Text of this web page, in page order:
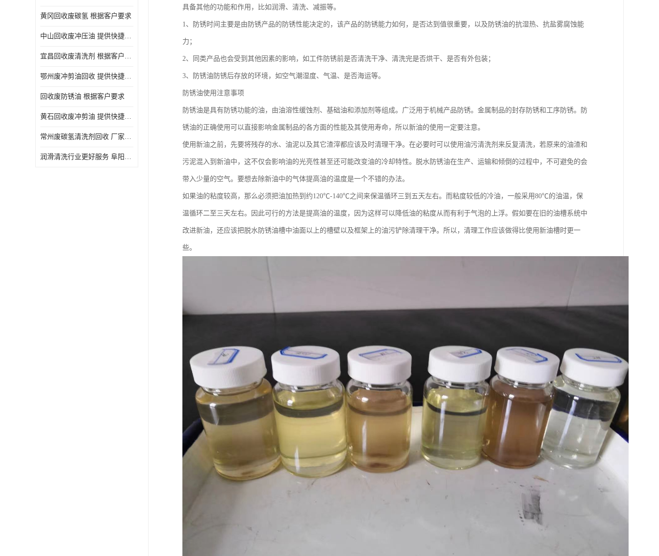
黄冈回收废碳氢 根据客户要求
中山回收废冲压油 提供快捷上门处理
宜昌回收废清洗剂 根据客户要求
鄂州废冲剪油回收 提供快捷上门处理
回收废防锈油 根据客户要求
黄石回收废冲剪油 提供快捷上门处理
常州废碳氢清洗剂回收 厂家价格
润滑清洗行业更好服务 阜阳回收废防锈油
具备其他的功能和作用，比如润滑、清洗、减振等。
1、防锈时间主要是由防锈产品的防锈性能决定的，该产品的防锈能力如何，是否达到值很重要，以及防锈油的抗湿热、抗盐雾腐蚀能
力；
2、同类产品也会受到其他因素的影响，如工件防锈前是否清洗干净、清洗完是否烘干、是否有外包装；
3、防锈油防锈后存放的环境，如空气潮湿度、气温、是否海运等。
防锈油使用注意事项
防锈油是具有防锈功能的油，由油溶性缓蚀剂、基础油和添加剂等组成。广泛用于机械产品防锈。金属制品的封存防锈和工序防锈。防
锈油的正确使用可以直接影响金属制品的各方面的性能及其使用寿命，所以新油的使用一定要注意。
使用新油之前，先要将残存的水、油泥以及其它渣滓都应该及时清理干净。在必要时可以使用油污清洗剂来反复清洗，若原来的油渣和
污泥混入到新油中，这不仅会影响油的光亮性甚至还可能改变油的冷却特性。脱水防锈油在生产、运输和倾倒的过程中，不可避免的会
带入少量的空气。要想去除新油中的气体提高油的温度是一个不错的办法。
如果油的粘度较高，那么必须把油加热到约120℃-140℃之间来保温循环三到五天左右。而粘度较低的冷油，一般采用80℃的油温，保
温循环二至三天左右。因此可行的方法是提高油的温度，因为这样可以降低油的粘度从而有利于气泡的上浮。假如要在旧的油槽系统中
改进新油，还应该把脱水防锈油槽中油面以上的槽壁以及框架上的油污铲除清理干净。所以，清理工作应该做得比使用新油槽时更一
些。